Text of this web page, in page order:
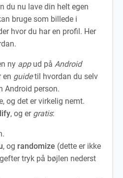
du nu lave din helt egen
bruge som billede i
hvor du har en profil. Her
ny appud påAndroid
en guidetil hvordan du selv
Android person.
og det er virkelig nemt.
, og er gratis:
, og randomize (dette er ikke
tryk på bøjlen nederst